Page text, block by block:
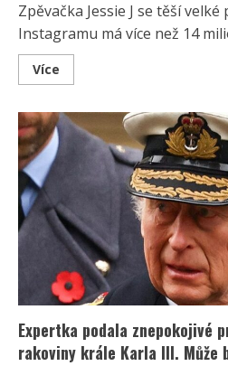
Zpěvačka Jessie J se těší
Instagramu má více než 14
Více
more
Jessie
J
podstoupila
operaci
sdílela
ty
nejhezčí
i
nejhorší
chvilky
Expertka podala znepokojivé
rakoviny krále Karla III. Může